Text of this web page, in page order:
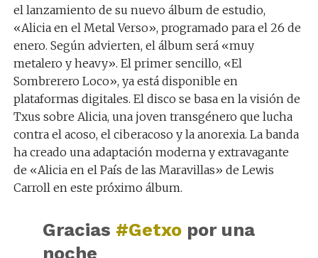
el lanzamiento de su nuevo álbum de estudio,
«Alicia en el Metal Verso», programado para el 26 de
enero. Según advierten, el álbum será «muy
metalero y heavy». El primer sencillo, «El
Sombrerero Loco», ya está disponible en
plataformas digitales. El disco se basa en la visión de
Txus sobre Alicia, una joven transgénero que lucha
contra el acoso, el ciberacoso y la anorexia. La banda
ha creado una adaptación moderna y extravagante
de «Alicia en el País de las Maravillas» de Lewis
Carroll en este próximo álbum.
Gracias #Getxopor una
noche